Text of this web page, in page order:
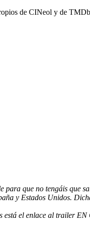
de CINeol y de TMDb
que no tengáis que
y Estados Unidos.
el enlace al trailer